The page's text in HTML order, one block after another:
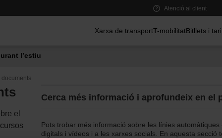
Atenció al client
Xarxa de transportT-mobilitatBitllets i
l’estiu
documents
el
Cerca més informació i aprofundeix en el
Pots trobar més informació sobre les línies
digitals i vídeos i a les xarxes socials. En aquesta secció